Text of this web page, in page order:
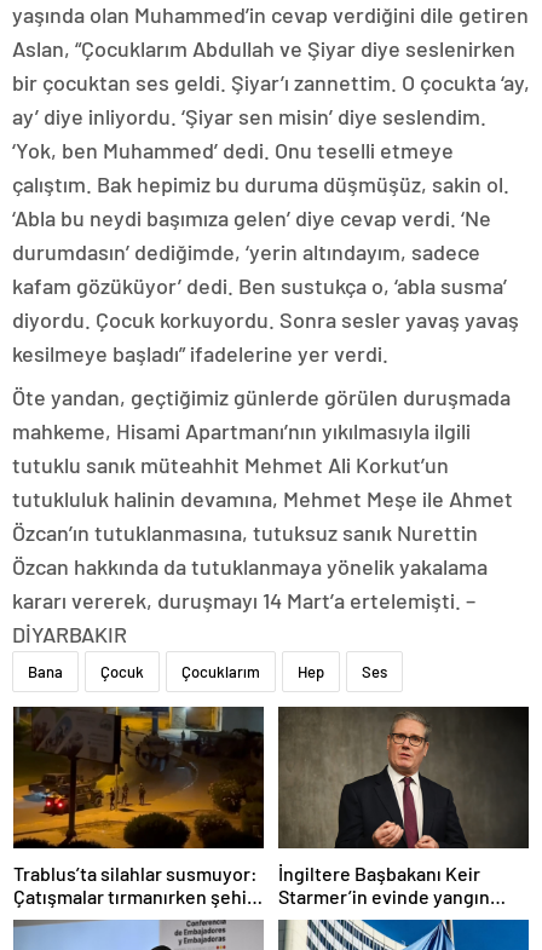
yaşında olan Muhammed’in cevap verdiğini dile getiren
Aslan, “Çocuklarım Abdullah ve Şiyar diye seslenirken
bir çocuktan ses geldi. Şiyar’ı zannettim. O çocukta ‘ay,
ay’ diye inliyordu. ‘Şiyar sen misin’ diye seslendim.
‘Yok, ben Muhammed’ dedi. Onu teselli etmeye
çalıştım. Bak hepimiz bu duruma düşmüşüz, sakin ol.
‘Abla bu neydi başımıza gelen’ diye cevap verdi. ‘Ne
durumdasın’ dediğimde, ‘yerin altındayım, sadece
kafam gözüküyor’ dedi. Ben sustukça o, ‘abla susma’
diyordu. Çocuk korkuyordu. Sonra sesler yavaş yavaş
kesilmeye başladı” ifadelerine yer verdi.
Öte yandan, geçtiğimiz günlerde görülen duruşmada
mahkeme, Hisami Apartmanı’nın yıkılmasıyla ilgili
tutuklu sanık müteahhit Mehmet Ali Korkut’un
tutukluluk halinin devamına, Mehmet Meşe ile Ahmet
Özcan’ın tutuklanmasına, tutuksuz sanık Nurettin
Özcan hakkında da tutuklanmaya yönelik yakalama
kararı vererek, duruşmayı 14 Mart’a ertelemişti. –
DİYARBAKIR
Bana Çocuk Çocuklarım Hep Ses
Trablus’ta silahlar susmuyor:
Çatışmalar tırmanırken şehir
alarmda
İngiltere Başbakanı Keir
Starmer’in evinde yangın
çıktı